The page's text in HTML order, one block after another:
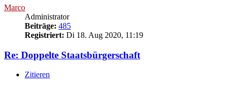
Marco
Administrator
Beiträge: 485
Registriert: Di 18. Aug 2020, 11:19
Re: Doppelte Staatsbürgerschaft
Zitieren